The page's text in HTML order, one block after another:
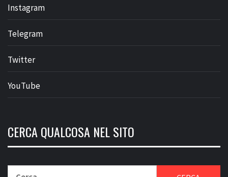
Instagram
Telegram
Twitter
YouTube
CERCA QUALCOSA NEL SITO